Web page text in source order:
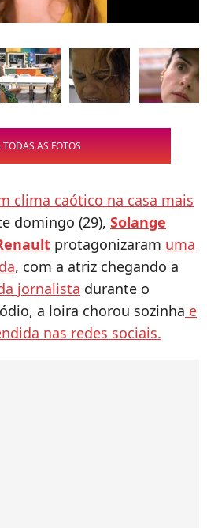
TODAS AS FOTOS
clima caótico na casa mais
domingo (29), Solange
protagonizaram uma
, com a atriz chegando a
jornalista durante o
a loira chorou sozinha e
nas redes sociais.